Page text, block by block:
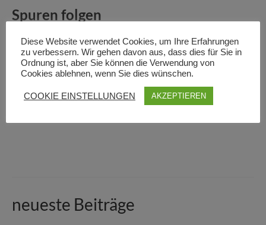
Spuren folgen
Einzelprojekt zum Thema Radroute und Spurensuche in der
Region.
Installation mit Rad-Details. NEUSTART!
Siehe auch Steinheimer Blickpunkt, Seite 5
neueste Beiträge
Diese Website verwendet Cookies, um Ihre Erfahrungen
zu verbessern. Wir gehen davon aus, dass dies für Sie in
Ordnung ist, aber Sie können die Verwendung von
Cookies ablehnen, wenn Sie dies wünschen.
COOKIE EINSTELLUNGEN AKZEPTIEREN